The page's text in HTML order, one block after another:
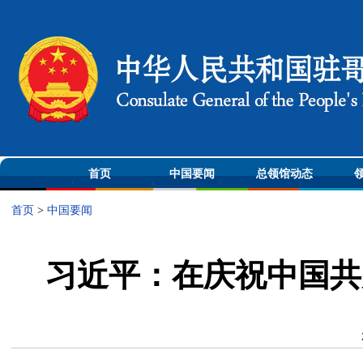
首页 中国要闻 总领馆动态
首页 > 中国要闻
习近平：在庆祝中国